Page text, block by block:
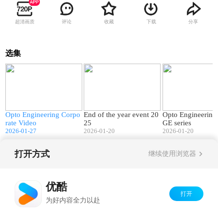
超清画质 评论 收藏 下载 分享
选集
Opto Engineering Corpo
rate Video
2026-01-27
End of the year event 20
25
2026-01-20
Opto
GE series
2026-01-20
打开方式 继续使用浏览器
优酷
为好内容全力以赴
打开